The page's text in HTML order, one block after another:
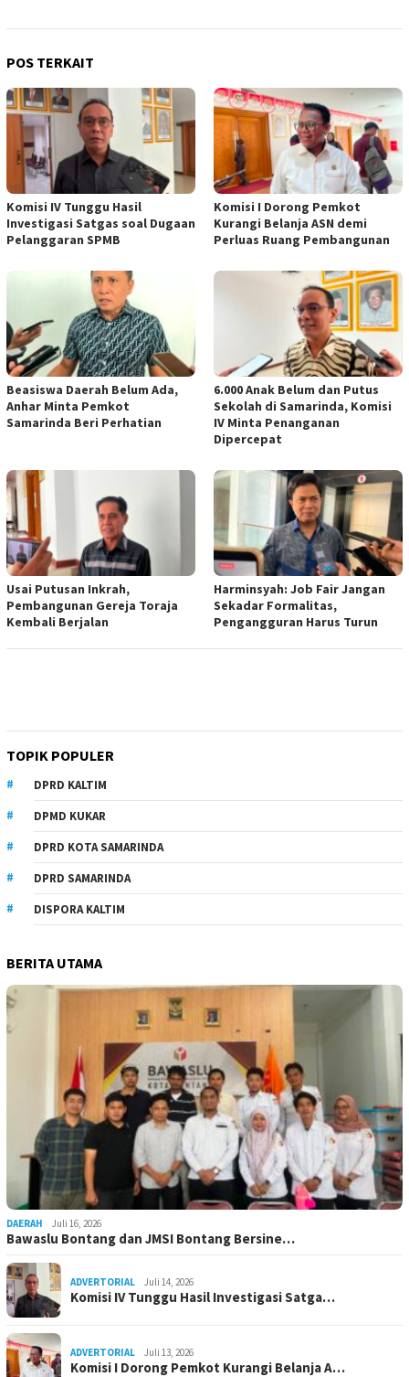
POS TERKAIT
Komisi IV Tunggu Hasil
Investigasi Satgas soal Dugaan
Pelanggaran SPMB
Komisi I Dorong Pemkot
Kurangi Belanja ASN demi
Perluas Ruang Pembangunan
Beasiswa Daerah Belum Ada,
Anhar Minta Pemkot
Samarinda Beri Perhatian
6.000 Anak Belum dan Putus
Sekolah di Samarinda, Komisi
IV Minta Penanganan
Dipercepat
Usai Putusan Inkrah,
Pembangunan Gereja Toraja
Kembali Berjalan
Harminsyah: Job Fair Jangan
Sekadar Formalitas,
Pengangguran Harus Turun
TOPIK POPULER
DPRD KALTIM
DPMD KUKAR
DPRD KOTA SAMARINDA
DPRD SAMARINDA
DISPORA KALTIM
BERITA UTAMA
DAERAH Juli 16, 2026
Bawaslu Bontang dan JMSI Bontang Bersine…
ADVERTORIAL Juli 14, 2026
Komisi IV Tunggu Hasil Investigasi Satga…
ADVERTORIAL Juli 13, 2026
Komisi I Dorong Pemkot Kurangi Belanja A…